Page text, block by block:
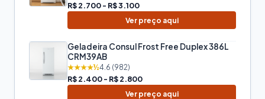
R$ 2.700 - R$ 3.100
Ver preço aqui
Geladeira Consul Frost Free Duplex 386L
CRM39AB
★★★★½4.6 (982)
R$ 2.400 - R$ 2.800
Ver preço aqui